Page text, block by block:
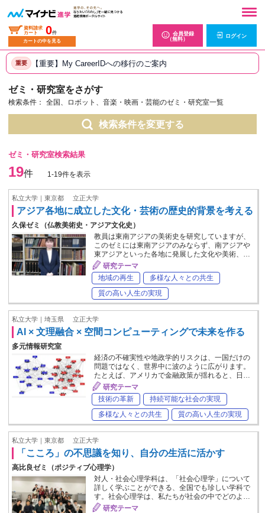
資料請求
カート
0件
カートの中を見る
会員登録
（無料）
ログイン
重要 【重要】My CareerIDへの移行のご案内
ゼミ・研究室をさがす
検索条件： 全国、ロボット、音楽・映画・芸能のゼミ・研究室一覧
検索条件を変更する
ゼミ・研究室検索結果
19件 1-19件を表示
私立大学｜東京都 立正大学
アジア各地に成立した文化・芸術の歴史的背景を考える
久保ゼミ（仏教美術史・アジア文化史）
教員は東南アジアの美術史を研究していますが、
このゼミには東南アジアのみならず、南アジアや
東アジアといった各地に発展した文化や美術、…
研究テーマ
地域の再生
多様な人々との共生
質の高い人生の実現
私立大学｜埼玉県 立正大学
AI × 文理融合 × 空間コンピューティングで未来を作る
多元情報研究室
経済の不確実性や地政学的リスクは、一国だけの
問題ではなく、世界中に波のように広がります。
たとえば、アメリカで金融政策が揺れると、日…
研究テーマ
技術の革新
持続可能な社会の実現
多様な人々との共生
質の高い人生の実現
私立大学｜東京都 立正大学
「こころ」の不思議を知り、自分の生活に活かす
高比良ゼミ（ポジティブ心理学）
対人・社会心理学科は、「社会心理学」について
詳しく学ぶことができる、全国でも珍しい学科で
す。社会心理学は、私たちが社会の中でどのよ…
研究テーマ